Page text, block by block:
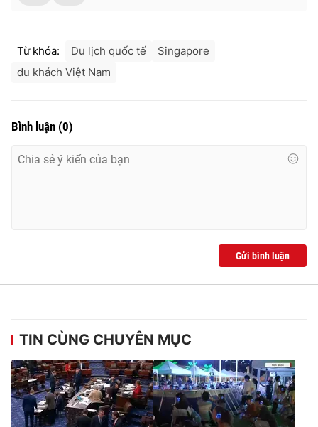
Từ khóa: Du lịch quốc tế
Singapore
du khách Việt Nam
Bình luận (0)
Gửi bình luận
TIN CÙNG CHUYÊN MỤC